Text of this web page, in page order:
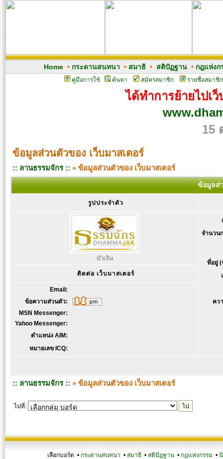
Home• กระดานสนทนา • สมาธิ• สติปัฏฐาน• กฎแห่งก
คู่มือการใช้ ค้นหา สมัครสมาชิก รายชื่อสมาชิก
ได้ทำการย้ายไปเ
15
ข้อมูลส่วนตัวของ เว็บมาสเตอร์
:: ลานธรรมจักร :: » ข้อมูลส่วนตัวของ เว็บมาสเตอร์
ข้อมูลส่
รูปประจำตัว
บัวเงิน
จำนวน
ที่อยู่ (
คว
ติดต่อ เว็บมาสเตอร์
Email:
ข้อความส่วนตัว:
MSN Messenger:
Yahoo Messenger:
ตำแหน่ง AIM:
หมายเลข ICQ:
:: ลานธรรมจักร :: » ข้อมูลส่วนตัวของ เว็บมาสเตอร์
ไปที่:
เลือกบอร์ด • กระดานสนทนา • สมาธิ • สติปัฏฐาน • กฎแห่งกรรม •